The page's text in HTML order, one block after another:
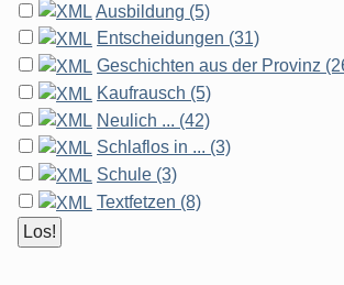
Ausbildung (5)
Entscheidungen (31)
Geschichten aus der Provinz
Kaufrausch (5)
Neulich ... (42)
Schlaflos in ... (3)
Schule (3)
Textfetzen (8)